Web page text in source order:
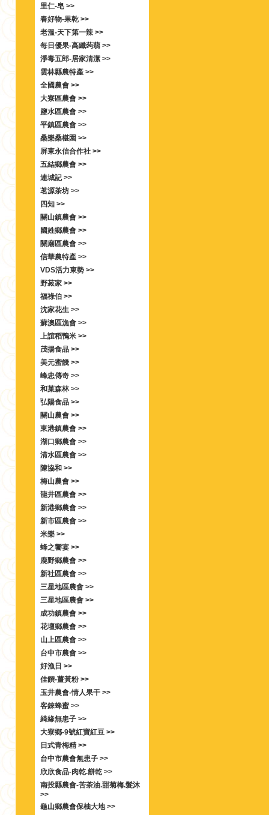
里仁-皂 >>
春好物-果乾 >>
老溫-天下第一辣 >>
每日優果-高纖蒟蒻 >>
淨毒五郎-居家清潔 >>
雲林縣農特產 >>
全國農會 >>
大寮區農會 >>
鹽水區農會 >>
平鎮區農會 >>
桑樂桑椹園 >>
屏東永信合作社 >>
五結鄉農會 >>
連城記 >>
茗源茶坊 >>
四知 >>
關山鎮農會 >>
國姓鄉農會 >>
關廟區農會 >>
信華農特產 >>
VDS活力東勢 >>
野菽家 >>
福祿伯 >>
沈家花生 >>
蘇澳區漁會 >>
上誼稻鴨米 >>
茂揚食品 >>
美元蜜餞 >>
峰忠傳奇 >>
和菓森林 >>
弘陽食品 >>
關山農會 >>
東港鎮農會 >>
湖口鄉農會 >>
清水區農會 >>
陳協和 >>
梅山農會 >>
龍井區農會 >>
新港鄉農會 >>
新市區農會 >>
米樂 >>
蜂之饗宴 >>
鹿野鄉農會 >>
新社區農會 >>
三星地區農會 >>
三星地區農會 >>
成功鎮農會 >>
花壇鄉農會 >>
山上區農會 >>
台中市農會 >>
好漁日 >>
佳饌-薑黃粉 >>
玉井農會-情人果干 >>
客錸蜂蜜 >>
綺緣無患子 >>
大寮鄉-9號紅寶紅豆 >>
日式青梅精 >>
台中市農會無患子 >>
欣欣食品-肉乾.餅乾 >>
南投縣農會-苦茶油.甜菊梅.髮沐
>>
龜山鄉農會保柚大地 >>